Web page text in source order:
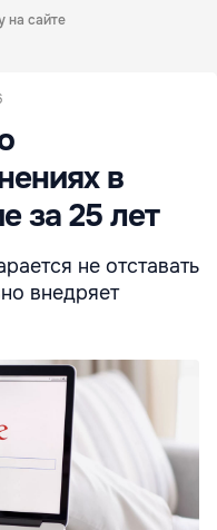
на сайте
в
за 25 лет
не отставать
внедряет